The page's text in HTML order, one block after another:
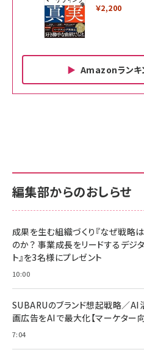
￥2,200
Amazonランキ
￥880
anan(アンアン
スペシャルエディ
￥1,100
anan(アンアン
￥880
ママ投資家が育休
サポート正規品
NIMASO ガラス
すい ガイド枠付
2枚セット
￥1,599
￥6,980
全ワイヤレスイヤ
サポート正規品
Amazon eギフ
￥5,000
Anker
Pro/Air 各種対応
￥1,890
編集部からのおしらせ
成果を生む組織づくり『なぜ戦略
のか？ 事業成長をリードするデジ
ト』を3名様にプレゼント
10:00
SUBARUのブランド想起戦略／AI
画広告をAIで最大化【マーケター
7:04